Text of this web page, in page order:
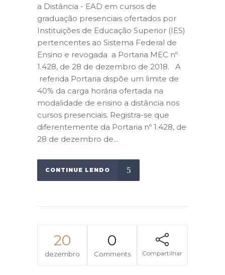
a Distância - EAD em cursos de
graduação presenciais ofertados por
Instituições de Educação Superior (IES)
pertencentes ao Sistema Federal de
Ensino e revogada a Portaria MEC nº
1.428, de 28 de dezembro de 2018. A
referida Portaria dispõe um limite de
40% da carga horária ofertada na
modalidade de ensino a distância nos
cursos presenciais. Registra-se que
diferentemente da Portaria nº 1.428, de
28 de dezembro de...
CONTINUE LENDO
20
dezembro
0
Comments Compartilhar